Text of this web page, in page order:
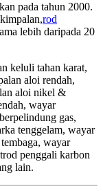
pada tahun 2000.
rod
lebih daripada 20
keluli tahan karat,
aloi rendah,
aloi nikel &
wayar
gas,
tenggelam, wayar
wayar
penggali karbon
lain.